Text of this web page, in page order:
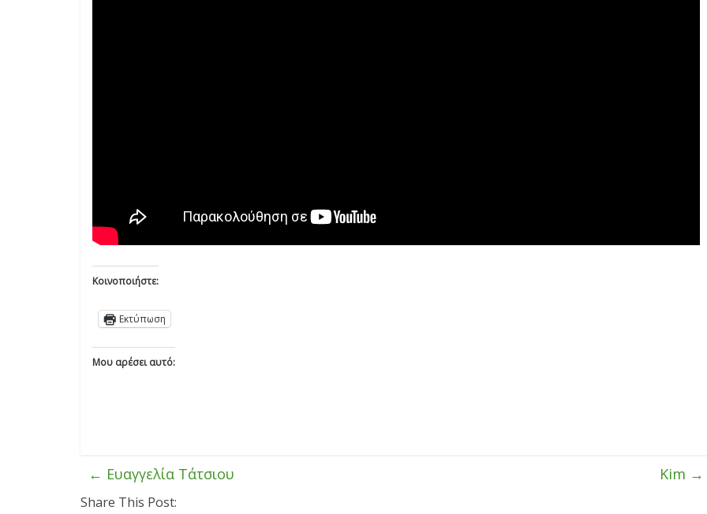
Κοινοποιήστε:
Εκτύπωση
Μου αρέσει αυτό:
← Ευαγγελία Τάτσιου Kim →
Share This Post: